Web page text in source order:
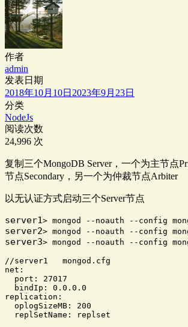
作者
admin
发表日期
2018年10月10日 2023年9月23日
分类
NodeJs
阅读次数
24,996 次
复制三个MongoDB Server，一个为主节点
节点Secondary，另一个为仲裁节点Arbiter
以无认证方式启动三个Server节点
server1
server2
server3> mongod --noauth --config
//server1   mongod.cfg
net:
  port: 27017
  bindIp: 0.0.0.0
replication:
  oplogSizeMB: 200
  replSetName: replset